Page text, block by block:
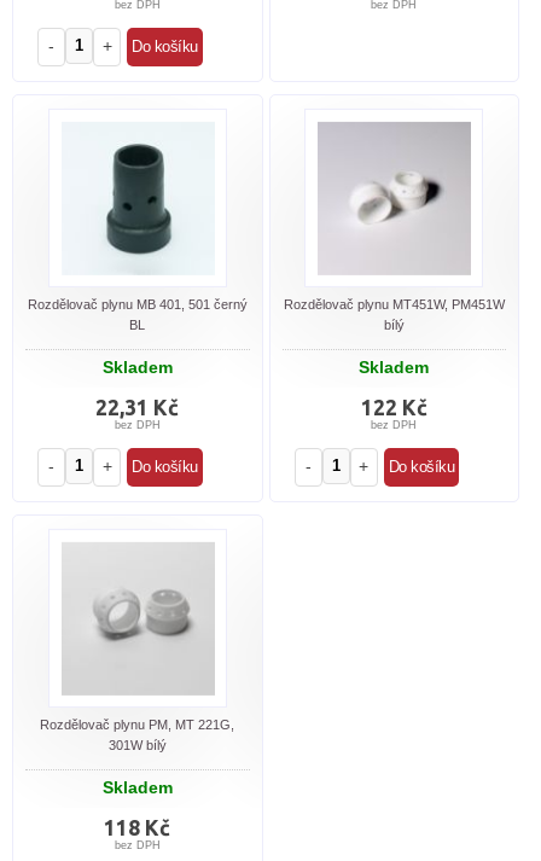
bez DPH
- +
bez DPH
Rozdělovač plynu MB 401, 501 černý
BL
Skladem
22,31 Kč
bez DPH
- +
Rozdělovač plynu MT451W, PM451W
bílý
Skladem
122 Kč
bez DPH
- +
Rozdělovač plynu PM, MT 221G,
301W bílý
Skladem
118 Kč
bez DPH